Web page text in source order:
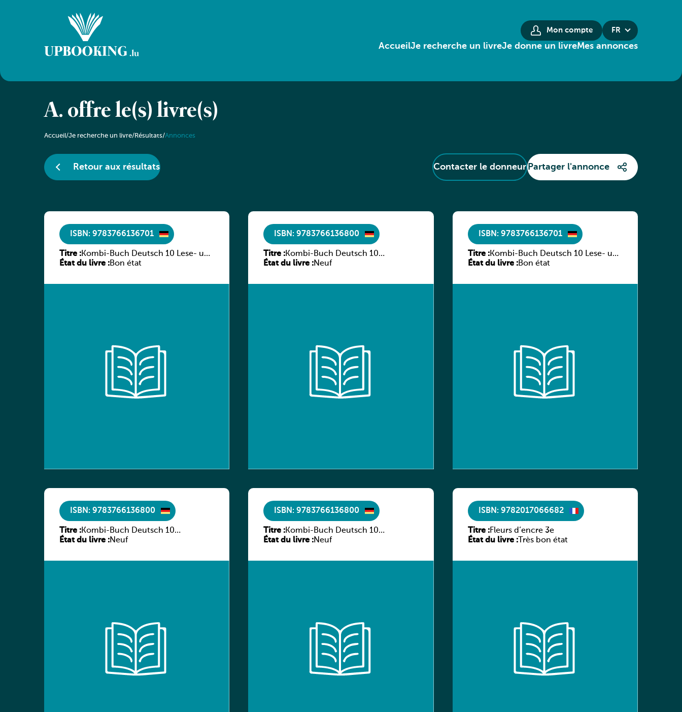
Mon compte FR
AccueilJe recherche un livreJe donne un livreMes annonces
A. offre le(s) livre(s)
Accueil/Je recherche un livre/Résultats/Annonces
Retour aux résultats Contacter le donneur Partager l'annonce
ISBN: 9783766136701
Titre :Kombi-Buch Deutsch 10 Lese- und
Sprachbuch
État du livre :Bon état
ISBN: 9783766136800
Titre :Kombi-Buch Deutsch 10
Arbeitsheft
État du livre :Neuf
ISBN: 9783766136701
Titre :Kombi-Buch Deutsch 10 Lese- und
Sprachbuch
État du livre :Bon état
ISBN: 9783766136800
Titre :Kombi-Buch Deutsch 10
Arbeitsheft
État du livre :Neuf
ISBN: 9783766136800
Titre :Kombi-Buch Deutsch 10
Arbeitsheft
État du livre :Neuf
ISBN: 9782017066682
Titre :Fleurs d’encre 3e
État du livre :Très bon état